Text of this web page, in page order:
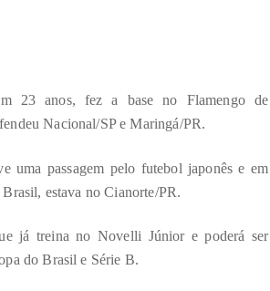
23 anos, fez a base no Flamengo de
Nacional/SP e Maringá/PR.
uma passagem pelo futebol japonês e em
estava no Cianorte/PR.
já treina no Novelli Júnior e poderá ser
do Brasil e Série B.